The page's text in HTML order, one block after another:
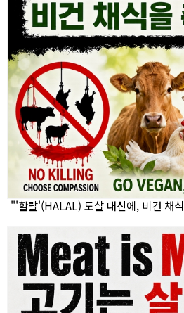
"'할랄'(HALAL) 도살 대신에, 비건 채